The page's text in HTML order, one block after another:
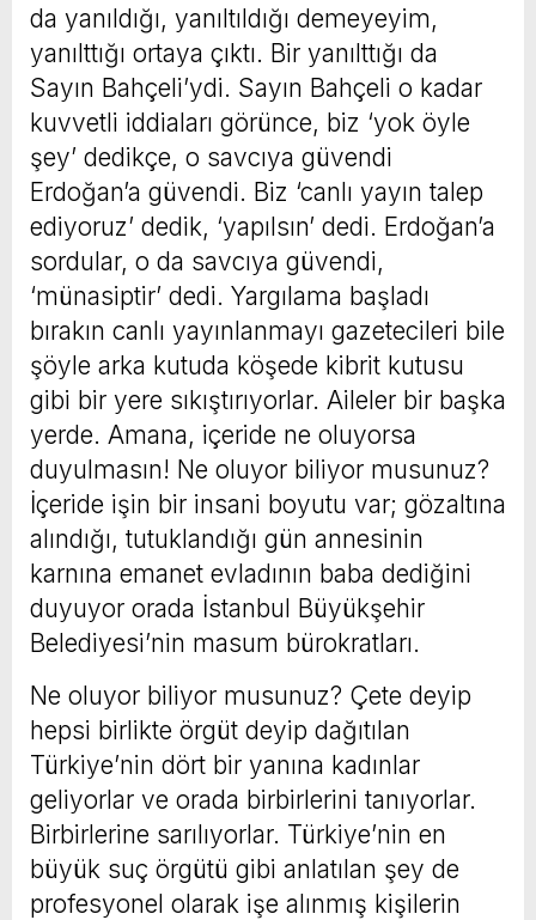
da yanıldığı, yanıltıldığı demeyeyim,
yanılttığı ortaya çıktı. Bir yanılttığı da
Sayın Bahçeli’ydi. Sayın Bahçeli o kadar
kuvvetli iddiaları görünce, biz ‘yok öyle
şey’ dedikçe, o savcıya güvendi
Erdoğan’a güvendi. Biz ‘canlı yayın talep
ediyoruz’ dedik, ‘yapılsın’ dedi. Erdoğan’a
sordular, o da savcıya güvendi,
‘münasiptir’ dedi. Yargılama başladı
bırakın canlı yayınlanmayı gazetecileri bile
şöyle arka kutuda köşede kibrit kutusu
gibi bir yere sıkıştırıyorlar. Aileler bir başka
yerde. Amana, içeride ne oluyorsa
duyulmasın! Ne oluyor biliyor musunuz?
İçeride işin bir insani boyutu var; gözaltına
alındığı, tutuklandığı gün annesinin
karnına emanet evladının baba dediğini
duyuyor orada İstanbul Büyükşehir
Belediyesi’nin masum bürokratları.
Ne oluyor biliyor musunuz? Çete deyip
hepsi birlikte örgüt deyip dağıtılan
Türkiye’nin dört bir yanına kadınlar
geliyorlar ve orada birbirlerini tanıyorlar.
Birbirlerine sarılıyorlar. Türkiye’nin en
büyük suç örgütü gibi anlatılan şey de
profesyonel olarak işe alınmış kişilerin